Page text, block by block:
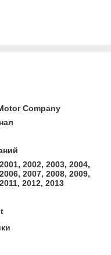
Company
2002, 2003, 2004,
2007, 2008, 2009,
2012, 2013